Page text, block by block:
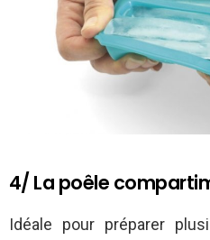
4/ La poêle
Idéale pour préparer